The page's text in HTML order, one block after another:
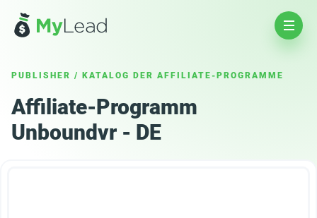
PUBLISHER / KATALOG DER AFFILIATE-PROGRAMME
Affiliate-Programm
Unboundvr - DE